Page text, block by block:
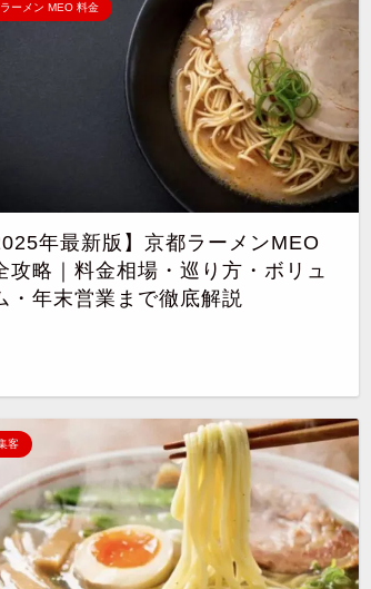
ーメン MEO 料金
年最新版】京都ラーメンMEO
攻略｜料金相場・巡り方・ボリュ
・年末営業まで徹底解説
客